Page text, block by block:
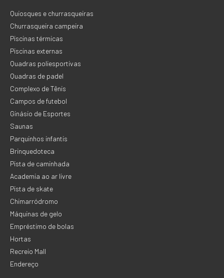
Quiosques e churrasqueiras
Churrasqueira campeira
Piscinas térmicas
Piscinas externas
Quadras poliesportivas
Quadras de padel
Complexo de Tênis
Campos de futebol
Ginásio de Esportes
Saunas
Parquinhos infantis
Brinquedoteca
Pista de caminhada
Academia ao ar livre
Pista de skate
Chimarródromo
Máquinas de gelo
Empréstimo de bolas
Hortas
Recreio Mall
Endereço